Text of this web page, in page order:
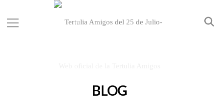
BLOG